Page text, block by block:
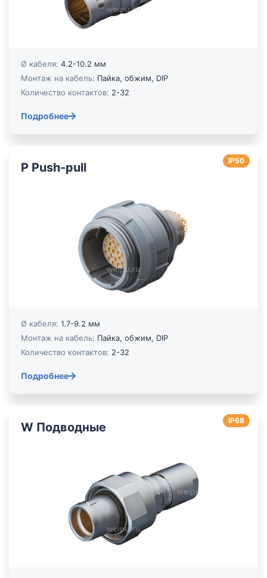
Ø кабеля: 4.2-10.2 мм
Монтаж на кабель: Пайка, обжим, DIP
Количество контактов: 2-32
Подробнее
P Push-pull IP50
Ø кабеля: 1.7-9.2 мм
Монтаж на кабель: Пайка, обжим, DIP
Количество контактов: 2-32
Подробнее
W Подводные IP68